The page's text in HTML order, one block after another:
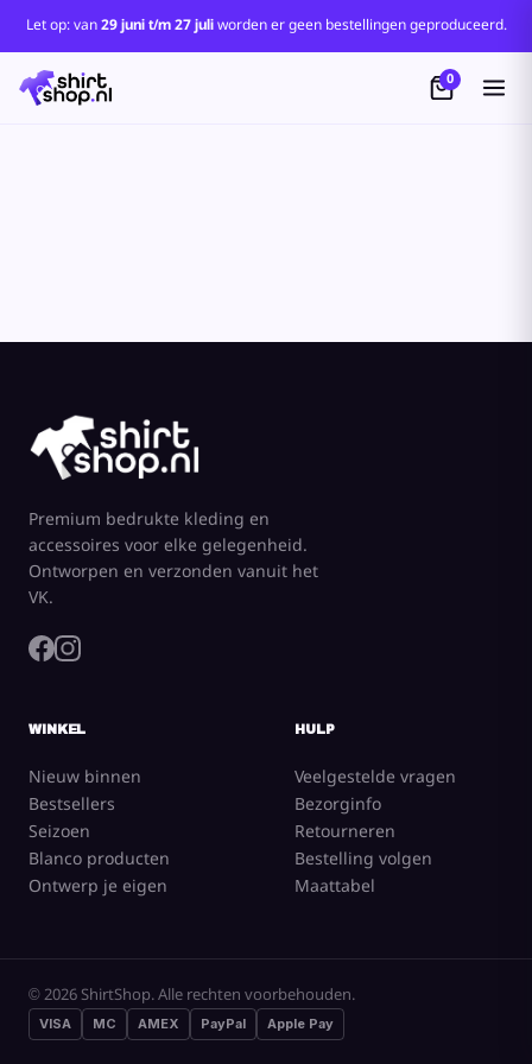
Let op: van29 juni t/m 27 juliworden er geen bestellingen geproduceerd.
0
Premium bedrukte kleding en
accessoires voor elke gelegenheid.
Ontworpen en verzonden vanuit het
VK.
WINKEL
Nieuw binnen
Bestsellers
Seizoen
Blanco producten
Ontwerp je eigen
HULP
Veelgestelde vragen
Bezorginfo
Retourneren
Bestelling volgen
Maattabel
© 2026 ShirtShop. Alle rechten voorbehouden.
VISA MC AMEX PayPal Apple Pay
Standaard
Price: Lowest First
Price: Highest First